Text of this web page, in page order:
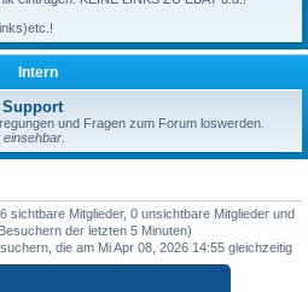
Intern
und Fragen zum Forum loswerden.
sichtbare Mitglieder, 0 unsichtbare Mitglieder und
der letzten 5 Minuten)
die am Mi Apr 08, 2026 14:55 gleichzeitig